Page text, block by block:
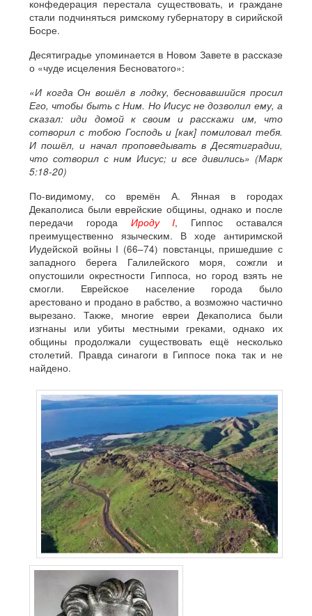
конфедерация перестала существовать, и граждане
стали подчиняться римскому губернатору в сирийской
Босре.
Десятиградье упоминается в Новом Завете в рассказе
о «чуде исцеления Бесноватого»:
«И когда Он вошёл в лодку, бесновавшийся просил
Его, чтобы быть с Ним. Но Иисус не дозволил ему, а
сказал: иди домой к своим и расскажи им, что
сотворил с тобою Господь и [как] помиловал тебя.
И пошёл, и начал проповедывать в Десятиградии,
что сотворил с ним Иисус; и все дивились» (Марк
5:18-20)
По-видимому, со времён А. Янная в городах
Декаполиса были еврейские общины, однако и после
передачи города Ироду I, Гиппос оставался
преимущественно языческим. В ходе антиримской
Иудейской войны I (66–74) повстанцы, пришедшие с
западного берега Галилейского моря, сожгли и
опустошили окрестности Гиппоса, но город взять не
смогли. Еврейское население города было
арестовано и продано в рабство, а возможно частично
вырезано. Также, многие евреи Декаполиса были
изгнаны или убиты местными греками, однако их
общины продолжали существовать ещё несколько
столетий. Правда синагоги в Гиппосе пока так и не
найдено.